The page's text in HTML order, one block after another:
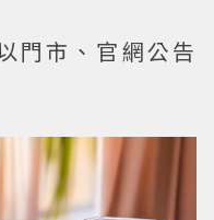
門市、官網公告